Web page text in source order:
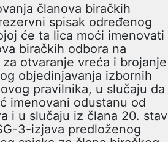
članova biračkih
spisak određenog
će ta lica moći imenovati
biračkih odbora na
otvaranje vreća i brojanje
objedinjavanja izbornih
pravilnika, u slučaju da
imenovani odustanu od
i u slučaju iz člana 20. stav
3-izjava predloženog